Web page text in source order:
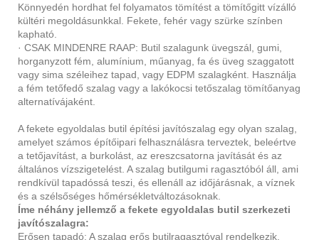
Könnyedén hordhat fel folyamatos tömítést a tömítőgitt vízálló
kültéri megoldásunkkal. Fekete, fehér vagy szürke színben
kapható.
· CSAK MINDENRE RAAP: Butil szalagunk üvegszál, gumi,
horganyzott fém, alumínium, műanyag, fa és üveg szaggatott
vagy sima széleihez tapad, vagy EDPM szalagként. Használja
a fém tetőfedő szalag vagy a lakókocsi tetőszalag tömítőanyag
alternatívájaként.
A fekete egyoldalas butil építési javítószalag egy olyan szalag,
amelyet számos építőipari felhasználásra terveztek, beleértve
a tetőjavítást, a burkolást, az ereszcsatorna javítását és az
általános vízszigetelést. A szalag butilgumi ragasztóból áll, ami
rendkívül tapadóssá teszi, és ellenáll az időjárásnak, a víznek
és a szélsőséges hőmérsékletváltozásoknak.
Íme néhány jellemző a fekete egyoldalas butil szerkezeti
javítószalagra:
Erősen tapadó: A szalag erős butilragasztóval rendelkezik,